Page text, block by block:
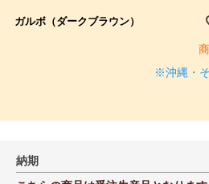
ガルボ（ダークブラウン）
※沖縄・
納期